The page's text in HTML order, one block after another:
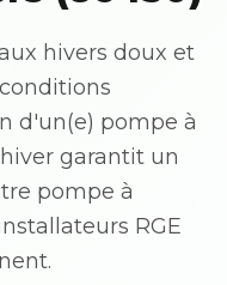
hivers doux et
d'un(e) pompe à
garantit un
pompe à
RGE